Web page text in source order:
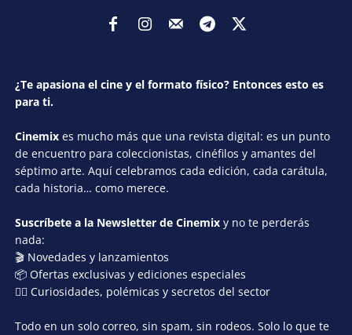
¿Te apasiona el cine y el formato físico? Entonces esto es
para ti.
Cinemix es mucho más que una revista digital: es un punto
de encuentro para coleccionistas, cinéfilos y amantes del
séptimo arte. Aquí celebramos cada edición, cada carátula,
cada historia… como merece.
Suscríbete a la Newsletter de Cinemix y no te perderás
nada:
🎬 Novedades y lanzamientos
📦 Ofertas exclusivas y ediciones especiales
🕵️‍♂️ Curiosidades, polémicas y secretos del sector
Todo en un solo correo, sin spam, sin rodeos. Solo lo que te